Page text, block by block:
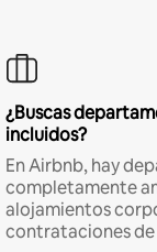
¿Buscas
incluidos?
En Airbnb, hay
completamente
alojamientos
contrataciones de